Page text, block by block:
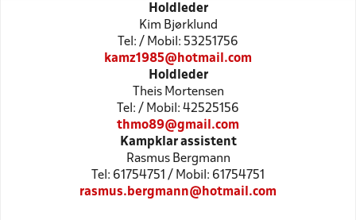
Holdleder
Kim Bjørklund
Tel: / Mobil: 53251756
kamz1985@hotmail.com
Holdleder
Theis Mortensen
Tel: / Mobil: 42525156
thmo89@gmail.com
Kampklar assistent
Rasmus Bergmann
Tel: 61754751 / Mobil: 61754751
rasmus.bergmann@hotmail.com